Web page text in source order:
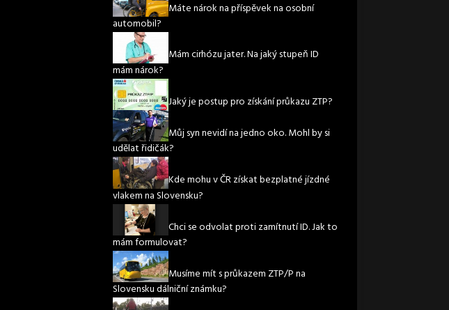
Máte nárok na příspěvek na osobní
automobil?
Mám cirhózu jater. Na jaký stupeň ID
mám nárok?
Jaký je postup pro získání průkazu ZTP?
Můj syn nevidí na jedno oko. Mohl by si
udělat řidičák?
Kde mohu v ČR získat bezplatné jízdné
vlakem na Slovensku?
Chci se odvolat proti zamítnutí ID. Jak to
mám formulovat?
Musíme mít s průkazem ZTP/P na
Slovensku dálniční známku?